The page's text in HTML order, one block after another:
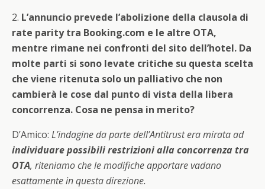
2. L’annuncio prevede l’abolizione della clausola di
rate parity tra Booking.com e le altre OTA,
mentre rimane nei confronti del sito dell’hotel. Da
molte parti si sono levate critiche su questa scelta
che viene ritenuta solo un palliativo che non
cambierà le cose dal punto di vista della libera
concorrenza. Cosa ne pensa in merito?
D’Amico: L’indagine da parte dell’Antitrust era mirata ad
individuare possibili restrizioni alla concorrenza tra
OTA, riteniamo che le modifiche apportare vadano
esattamente in questa direzione.